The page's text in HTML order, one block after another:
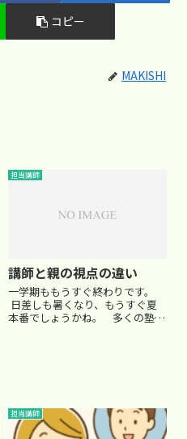
コピー
MAKISHI
担当講師
講師と親の視点の違い
一学期ももうすぐ終わりです。
日差しも暑くなり、もうすぐ夏
本番でしょうかね。 多くの塾で
担当講師